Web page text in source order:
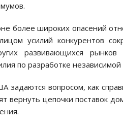
более широких опасений
усилий конкурентов
развивающихся
по разработке
вопросом, как
вернуть цепочки поставок